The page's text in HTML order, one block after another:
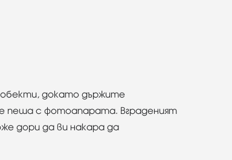
докато държите
пеша с фотоапарата. Вграденият
дори да ви накара да